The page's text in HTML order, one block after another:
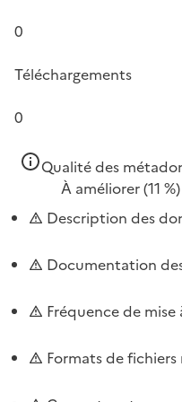
0
Téléchargements
0
Qualité des
À améliorer(11 %)
Description des
Documentation
Fréquence de
Formats de